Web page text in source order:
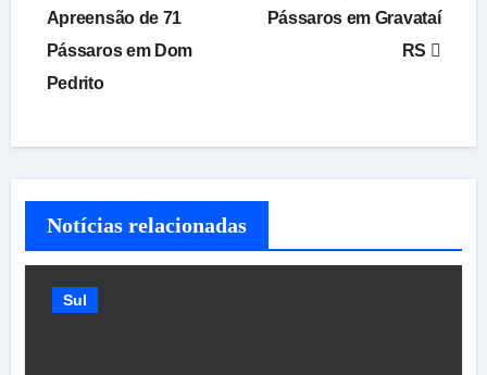
de
Post
Apreensão de 71
Pássaros em Dom
Pedrito
Pássaros em Gravataí
RS
Notícias relacionadas
Sul